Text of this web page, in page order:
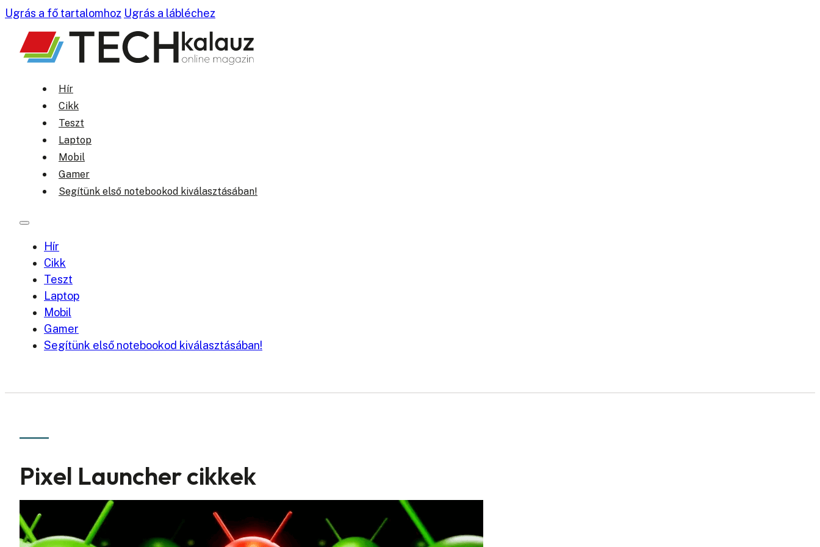
Ugrás a fő tartalomhoz Ugrás a lábléchez
Hír
Cikk
Teszt
Laptop
Mobil
Gamer
Segítünk első notebookod kiválasztásában!
Hír
Cikk
Teszt
Laptop
Mobil
Gamer
Segítünk első notebookod kiválasztásában!
Pixel Launcher cikkek